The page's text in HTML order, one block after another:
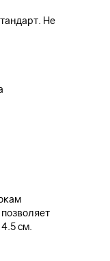
Не
см.